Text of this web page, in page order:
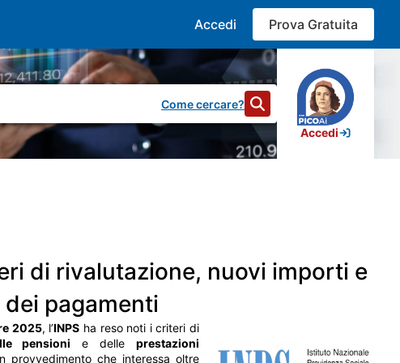
Accedi Prova Gratuita
Come cercare?
Accedi
di rivalutazione, nuovi importi e
pagamenti
2025, l’INPS ha reso noti i criteri di
pensioni e delle prestazioni
provvedimento che interessa oltre
prestazioni assistenziali riferite all’anno 2026, un provvedimento
in essere dall’Istituto, illustrando i parametri di rivalutazione
modalità di gestione fiscale delle prestazioni.
in particolare, dei modelli 730, Redditi, Certificazione unica